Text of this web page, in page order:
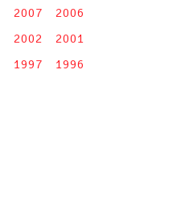
2007
2006
2002
2001
1997 1996